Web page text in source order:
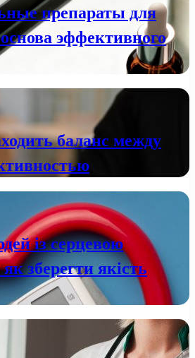
препараты для
эффективного
баланс между
із серцевою
зберегти якість